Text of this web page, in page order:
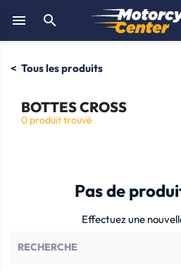
 
Tous les produits
BOTTES CROSS
0 produit trouvé
Pas de
Effectuez une